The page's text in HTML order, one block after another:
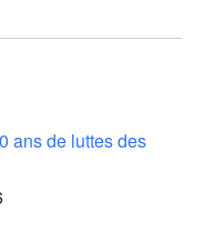
ans de luttes des